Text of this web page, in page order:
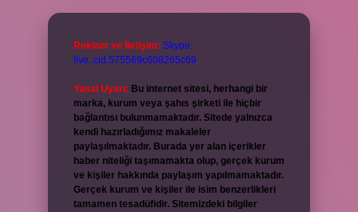
Reklam ve İletişim: Skype:
live:.cid.575569c608265c69
Yasal Uyarı: Bu internet sitesi, herhangi bir
marka, kurum veya şahıs şirketi ile hiçbir
bağlantısı bulunmamaktadır. Sitede yalnızca
kendi hazırladığımız makaleler
paylaşılmaktadır. Burada yer alan içerikler
haber niteliği taşımamakta olup, gerçek kurum
ve kişiler hakkında paylaşım yapılmamaktadır.
Gerçek kurum ve kişiler ile isim benzerlikleri
tamamen tesadüfidir. Sitemizdeki bilgiler